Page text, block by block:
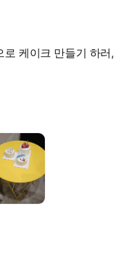
케이크 만들기 하러,